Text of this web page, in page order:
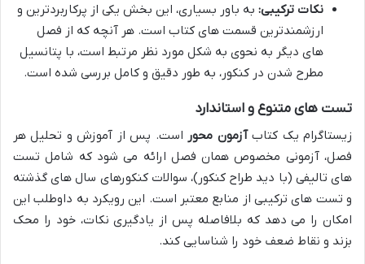
نکات ترکیبی: به باور بسیاری، این بخش یکی از پرکاربردترین و
ارزشمندترین قسمت های کتاب است. هر آنچه که از فصل
های دیگر به نحوی به شکل مورد نظر مرتبط است، با پتانسیل
مطرح شدن در کنکور، به طور دقیق و کامل بررسی شده است.
تست های متنوع و استاندارد
زیستاگرام یک کتابآزمون محور است. پس از آموزش و تحلیل هر
فصل، آزمونی مخصوص همان فصل ارائه می شود که شامل تست
های تالیفی (با دید طراح کنکور)، سوالات کنکورهای سال های گذشته
و تست های ترکیبی از منابع معتبر است. این رویکرد به داوطلب این
امکان را می دهد که بلافاصله پس از یادگیری نکات، خود را محک
بزند و نقاط ضعف خود را شناسایی کند.